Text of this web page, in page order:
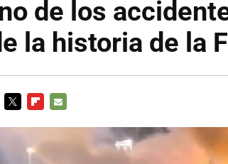
de los
la historia de la